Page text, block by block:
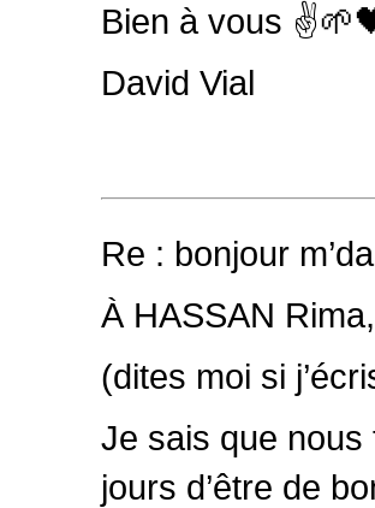
Bien à vous
David Vial
Re : bonjour
À HASSAN
(dites moi si
Je sais que nous
jours d’être de